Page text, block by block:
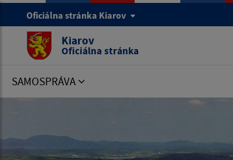
Oficiálna stránka Kiarov
Kiarov
Oficiálna stránka
SAMOSPRÁVA